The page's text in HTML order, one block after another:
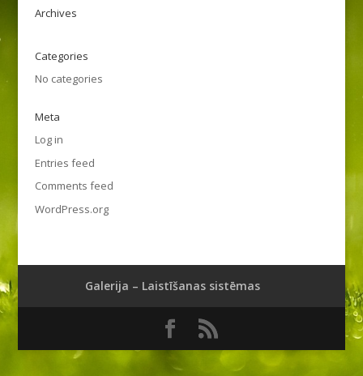
Archives
Categories
No categories
Meta
Log in
Entries feed
Comments feed
WordPress.org
Galerija – Laistīšanas sistēmas